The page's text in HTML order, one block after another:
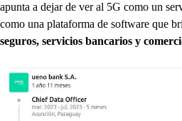
apunta a dejar de ver al 5G como un
como una plataforma de software que
seguros, servicios bancarios y